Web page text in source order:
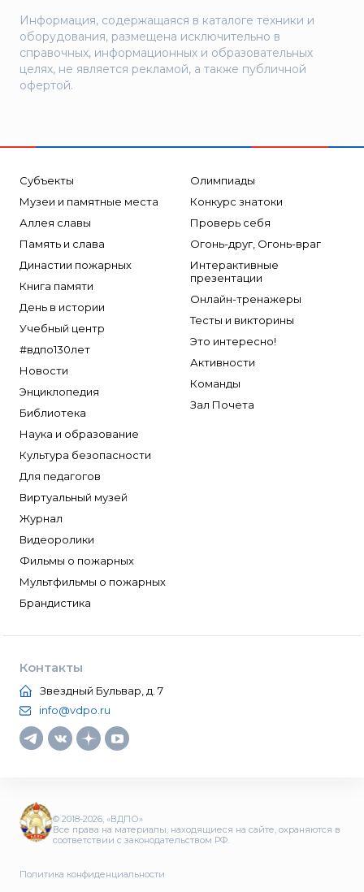
Информация, содержащаяся в каталоге техники и
оборудования, размещена исключительно в
справочных, информационных и образовательных
целях, не является рекламой, а также публичной
офертой.
Субъекты
Музеи и памятные места
Аллея славы
Память и слава
Династии пожарных
Книга памяти
День в истории
Учебный центр
#вдпо130лет
Новости
Энциклопедия
Библиотека
Наука и образование
Культура безопасности
Для педагогов
Виртуальный музей
Журнал
Видеоролики
Фильмы о пожарных
Мультфильмы о пожарных
Брандистика
Олимпиады
Конкурс знатоки
Проверь себя
Огонь-друг, Огонь-враг
Интерактивные
презентации
Онлайн-тренажеры
Тесты и викторины
Это интересно!
Активности
Команды
Зал Почета
Контакты
Звездный Бульвар, д. 7
info@vdpo.ru
© 2018-2026, «ВДПО»
Все права на материалы, находящиеся на сайте, охраняются в
соответствии с законодательством РФ.
Политика конфиденциальности